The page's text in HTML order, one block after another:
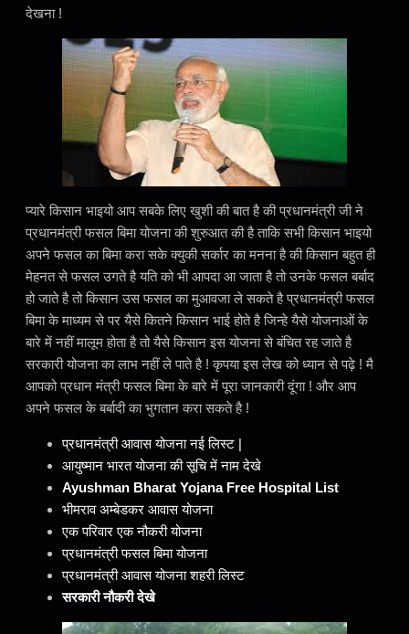
देखना !
प्यारे किसान भाइयो आप सबके लिए खुशी की बात है की प्रधानमंत्री जी ने
प्रधानमंत्री फसल बिमा योजना की शुरुआत की है ताकि सभी किसान भाइयो
अपने फसल का बिमा करा सके क्युकी सर्कार का मनना है की किसान बहुत ही
मेहनत से फसल उगते है यति को भी आपदा आ जाता है तो उनके फसल बर्बाद
हो जाते है तो किसान उस फसल का मुआवजा ले सकते है प्रधानमंत्री फसल
बिमा के माध्यम से पर यैसे कितने किसान भाई होते है जिन्हे यैसे योजनाओं के
बारे में नहीं मालूम होता है तो यैसे किसान इस योजना से बंचित रह जाते है
सरकारी योजना का लाभ नहीं ले पाते है ! कृपया इस लेख को ध्यान से पढ़े ! मै
आपको प्रधान मंत्री फसल बिमा के बारे में पूरा जानकारी दूंगा ! और आप
अपने फसल के बर्बादी का भुगतान करा सकते है !
प्रधानमंत्री आवास योजना नई लिस्ट |
आयुष्मान भारत योजना की सूचि में नाम देखे
Ayushman Bharat Yojana Free Hospital List
भीमराव अम्बेडकर आवास योजना
एक परिवार एक नौकरी योजना
प्रधानमंत्री फसल बिमा योजना
प्रधानमंत्री आवास योजना शहरी लिस्ट
सरकारी नौकरी देखे